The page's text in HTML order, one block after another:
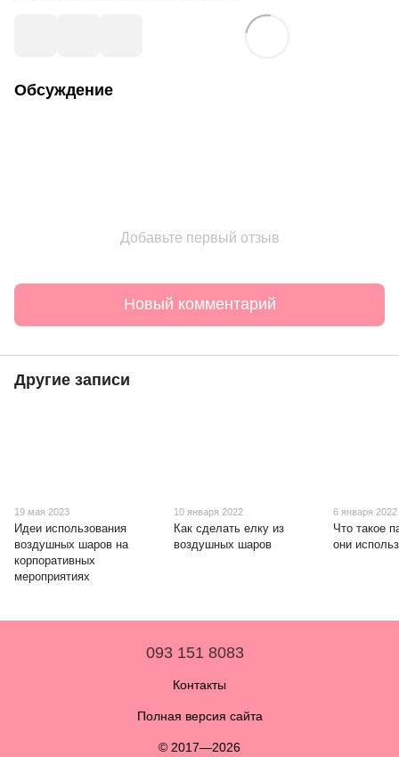
Обсуждение
Добавьте первый отзыв
Новый комментарий
Другие записи
19 мая 2023
Идеи использования
воздушных шаров на
корпоративных
мероприятиях
10 января 2022
Как сделать елку из
воздушных шаров
6 января 2022
Что такое
они
093 151 8083
Контакты
Полная версия сайта
© 2017—2026